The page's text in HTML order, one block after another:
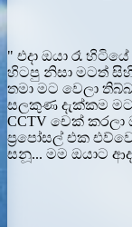
" එදා ඔයා රෑ
හිටපු නිසා මටත්
තමා මට වෙලා
සලකුණ දැක්කම මට
CCTV චෙක්
ප්‍රපෝසල් එක
සනූ... මම ඔයාට